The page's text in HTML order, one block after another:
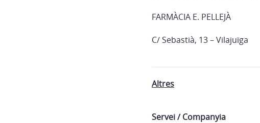
FARMÀCIA E. PELLEJÀ
C/ Sebastià, 13 – Vilajuïga
Altres
Servei / Companyia